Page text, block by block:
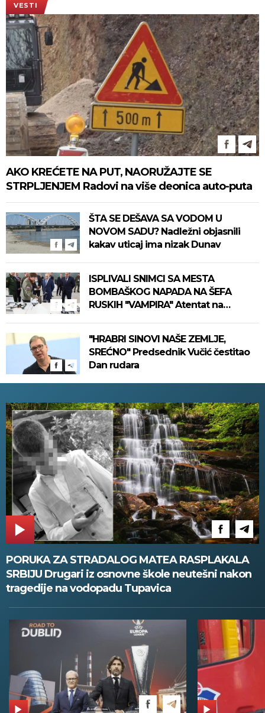
VESTI
AKO KREĆETE NA PUT, NAORUŽAJTE SE
STRPLJENJEM Radovi na više deonica auto-puta
ŠTA SE DEŠAVA SA VODOM U
NOVOM SADU? Nadležni objasnili
kakav uticaj ima nizak Dunav
ISPLIVALI SNIMCI SA MESTA
BOMBAŠKOG NAPADA NA ŠEFA
RUSKIH "VAMPIRA" Atentat na
"HRABRI SINOVI NAŠE ZEMLJE,
SREĆNO" Predsednik Vučić čestitao
Dan rudara
PORUKA ZA STRADALOG MATEA RASPLAKALA
SRBIJU Drugari iz osnovne škole neutešni nakon
tragedije na vodopadu Tupavica